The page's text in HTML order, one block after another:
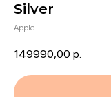
Silver
Apple
149990,00 р.